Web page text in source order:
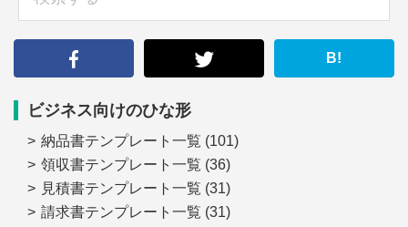
B!
ビジネス向けのひな形
納品書テンプレート一覧 (101)
領収書テンプレート一覧 (36)
見積書テンプレート一覧 (31)
請求書テンプレート一覧 (31)